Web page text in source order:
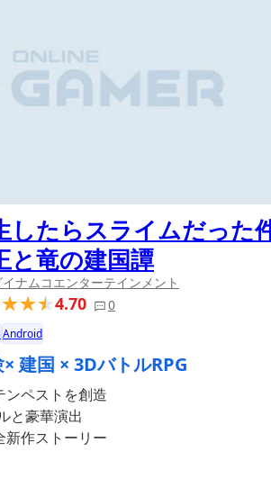
したらスライムだった
と竜の建国譚
ナムコエンターテインメント
4.70 0
Android
建国 × 3DバトルRPG
ンペストを創造
と豪華演出
新作ストーリー